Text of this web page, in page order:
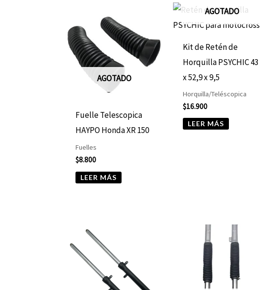
AGOTADO
Fuelle Telescopica
HAYPO Honda XR 150
Fuelles
$8.800
LEER MÁS
AGOTADO
Kit de Retén de
Horquilla PSYCHIC 43
x 52,9 x 9,5
Horquilla/Teléscopica
$16.900
LEER MÁS